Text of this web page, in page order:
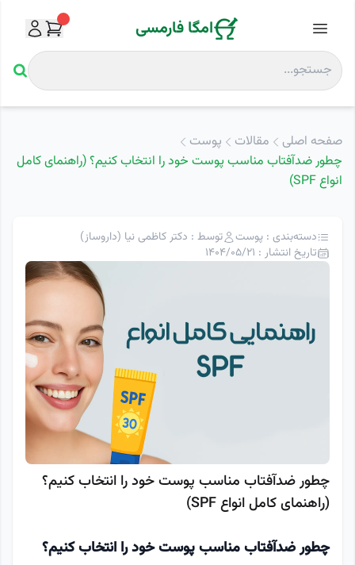
امگا فارمسی
صفحه اصلی مقالات
پوست
چطور ضدآفتاب مناسب پوست خود را انتخاب کنیم؟ (راهنمای کامل
انواع SPF)
دسته‌بندی : پوست
توسط : دکتر کاظمی نیا (داروساز)
تاریخ انتشار : 1404/05/21
چطور ضدآفتاب مناسب پوست خود را انتخاب کنیم؟
(راهنمای کامل انواع SPF)
چطور ضدآفتاب مناسب پوست خود را انتخاب کنیم؟